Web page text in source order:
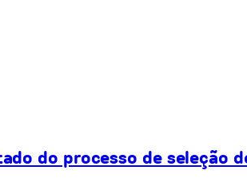
do processo de seleção